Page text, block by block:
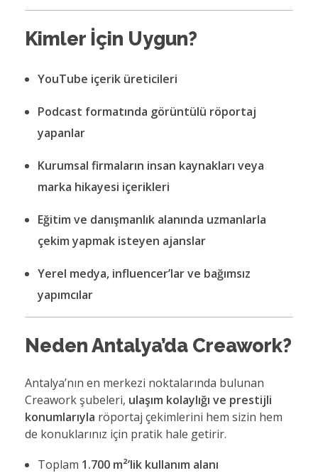
Kimler İçin Uygun?
YouTube içerik üreticileri
Podcast formatında görüntülü röportaj
yapanlar
Kurumsal firmaların insan kaynakları veya
marka hikayesi içerikleri
Eğitim ve danışmanlık alanında uzmanlarla
çekim yapmak isteyen ajanslar
Yerel medya, influencer’lar ve bağımsız
yapımcılar
Neden Antalya’da Creawork?
Antalya’nın en merkezi noktalarında bulunan
Creawork şubeleri, ulaşım kolaylığı ve prestijli
konumlarıyla röportaj çekimlerini hem sizin hem
de konuklarınız için pratik hale getirir.
Toplam 1.700 m²’lik kullanım alanı